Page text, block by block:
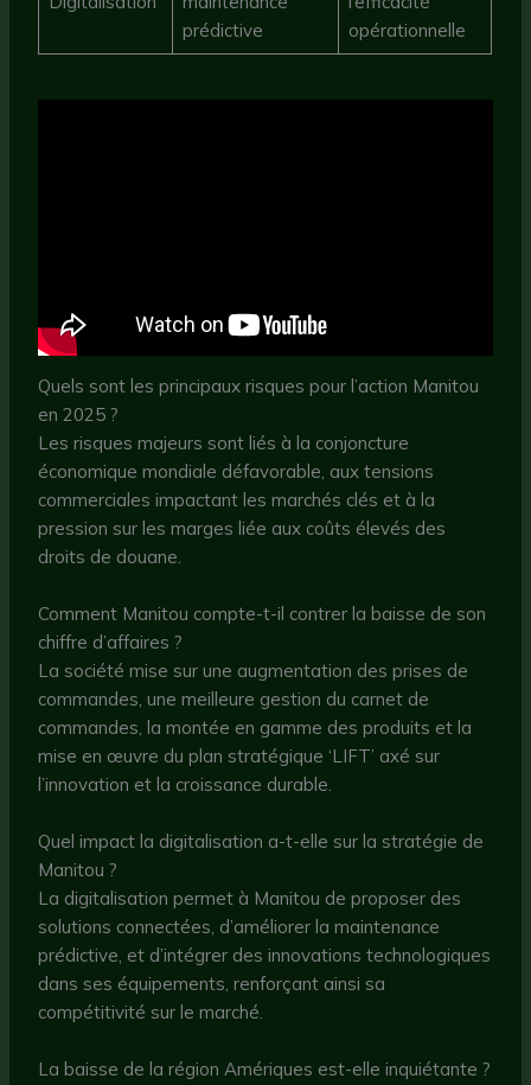
prédictive
opérationnelle
Quels sont les principaux risques pour l’action Manitou
en 2025 ?
Les risques majeurs sont liés à la conjoncture
économique mondiale défavorable, aux tensions
commerciales impactant les marchés clés et à la
pression sur les marges liée aux coûts élevés des
droits de douane.
Comment Manitou compte-t-il contrer la baisse de son
chiffre d’affaires ?
La société mise sur une augmentation des prises de
commandes, une meilleure gestion du carnet de
commandes, la montée en gamme des produits et la
mise en œuvre du plan stratégique ‘LIFT’ axé sur
l’innovation et la croissance durable.
Quel impact la digitalisation a-t-elle sur la stratégie de
Manitou ?
La digitalisation permet à Manitou de proposer des
solutions connectées, d’améliorer la maintenance
prédictive, et d’intégrer des innovations technologiques
dans ses équipements, renforçant ainsi sa
compétitivité sur le marché.
La baisse de la région Amériques est-elle inquiétante ?